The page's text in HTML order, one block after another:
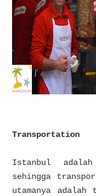
Transportation
Istanbul
sehingga
utamanya adalah